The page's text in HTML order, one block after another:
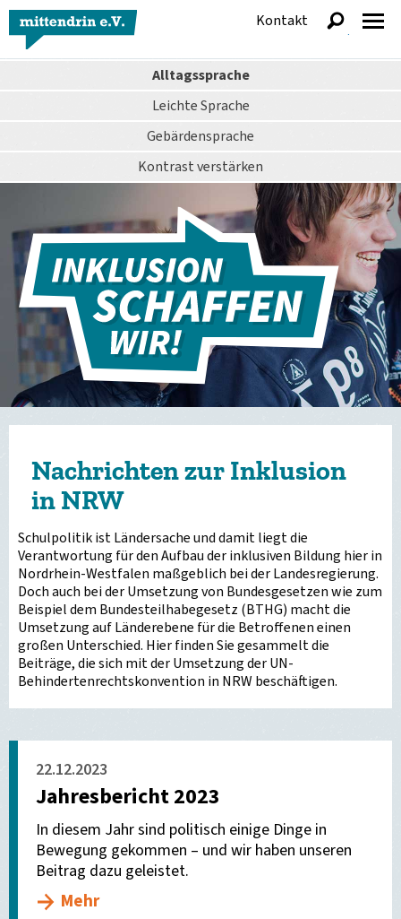
Alltagssprache
Leichte Sprache
Gebärdensprache
Kontrastverstärken
Kontakt
anzeigen
Nachrichten zur Inklusion
in NRW
Schulpolitik ist Ländersache und damit liegt die
Verantwortung für den Aufbau der inklusiven Bildung hier in
Nordrhein-Westfalen maßgeblich bei der Landesregierung.
Doch auch bei der Umsetzung von Bundesgesetzen wie zum
Beispiel dem Bundesteilhabegesetz (BTHG) macht die
Umsetzung auf Länderebene für die Betroffenen einen
großen Unterschied. Hier finden Sie gesammelt die
Beiträge, die sich mit der Umsetzung der UN-
Behindertenrechtskonvention in NRW beschäftigen.
22.12.2023
Jahresbericht 2023
In diesem Jahr sind politisch einige Dinge in
Bewegung gekommen – und wir haben unseren
Beitrag dazu geleistet.
Mehr